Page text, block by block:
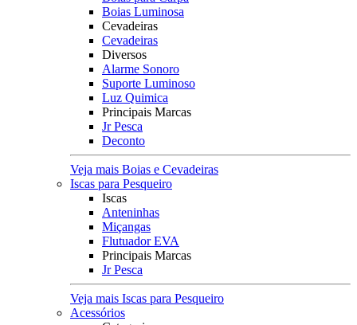
Boias Luminosa
Cevadeiras
Cevadeiras
Diversos
Alarme Sonoro
Suporte Luminoso
Luz Quimica
Principais Marcas
Jr Pesca
Deconto
Veja mais Boias e Cevadeiras
Iscas para Pesqueiro
Iscas
Anteninhas
Miçangas
Flutuador EVA
Principais Marcas
Jr Pesca
Veja mais Iscas para Pesqueiro
Acessórios